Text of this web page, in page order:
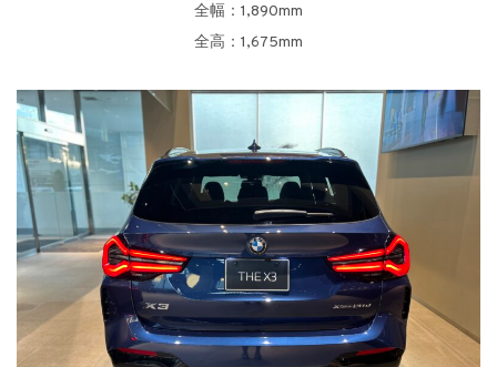
全幅：1,890mm
全高：1,675mm